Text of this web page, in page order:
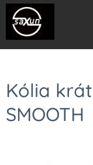
Kólia
SMOOTH